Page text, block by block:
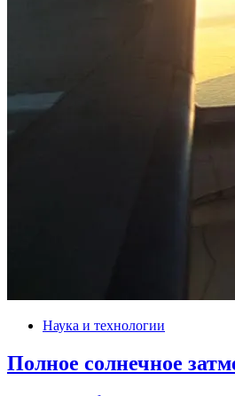
Наука и технологии
Полное солнечное